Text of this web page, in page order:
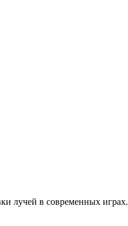
лучей в современных играх.